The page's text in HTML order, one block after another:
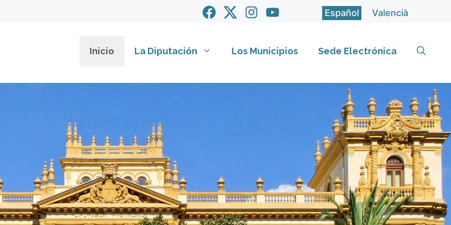
Español Valencià
Inicio La Diputación Los Municipios Sede Electrónica